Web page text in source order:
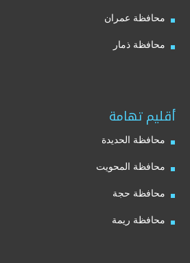
محافظة عمران
محافظة ذمار
أقليم تهامة
محافظة الحديدة
محافظة المحويت
محافظة حجة
محافظة ريمة